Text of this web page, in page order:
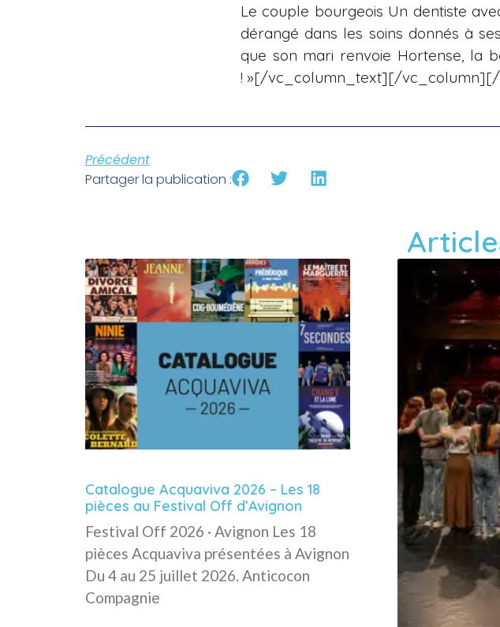
Le couple bourgeois Un dentiste
dérangé dans les soins donnés à
que son mari renvoie Hortense, la
! »[/vc_column_text][/
Précédent
Partager la publication :
Catalogue Acquaviva 2026 – Les 18
pièces au Festival Off d’Avignon
Festival Off 2026 · Avignon Les 18
pièces Acquaviva présentées à Avignon
Du 4 au 25 juillet 2026. Anticocon
Compagnie